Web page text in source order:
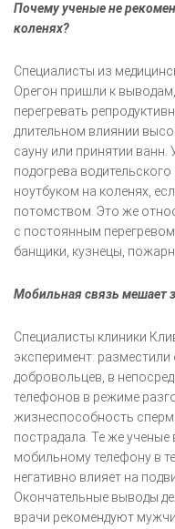
Почему ученые не
коленях?
Специалисты из
Орегон пришли к
перегревать
длительном влиянии
сауну или принятии
подогрева
ноутбуком на коленях,
потомством. Это же
с постоянным
банщики, кузнецы,
Мобильная связь мешает
Специалисты клиники
эксперимент:
добровольцев, в
телефонов в режиме
жизнеспособность
пострадала. Те же
мобильному телефону в
негативно влияет на
Окончательные выводы
врачи рекомендуют